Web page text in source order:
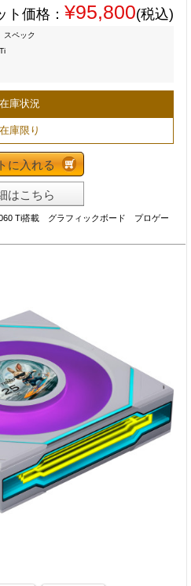
ト価格： ¥95,800(税込)
スペック
在庫状況
在庫限り
に入れる
はこちら
Ti搭載 グラフィックボード プロゲー